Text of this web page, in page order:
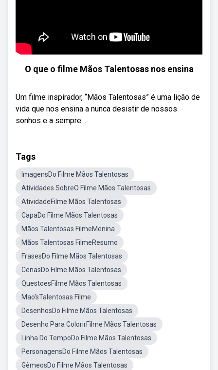
O que o filme Mãos Talentosas nos ensina
Um filme inspirador, “Mãos Talentosas” é uma lição de
vida que nos ensina a nunca desistir de nossos
sonhos e a sempre ...
Tags
ImagensDo Filme Mãos Talentosas
Atividades SobreO Filme Mãos Talentosas
AtividadeFilme Mãos Talentosas
CapaDo Filme Mãos Talentosas
Mãos Talentosas FilmeMenina
Mãos Talentosas FilmeResumo
FrasesDo Filme Mãos Talentosas
CenasDo Filme Mãos Talentosas
QuestoesFilme Mãos Talentosas
Mao'sTalentosas Filme
DesenhosDo Filme Mãos Talentosas
Desenho Para ColorirFilme Mãos Talentosas
Linha Do TempoDo Filme Mãos Talentosas
PersonagensDo Filme Mãos Talentosas
GêmeosDo Filme Mãos Talentosas